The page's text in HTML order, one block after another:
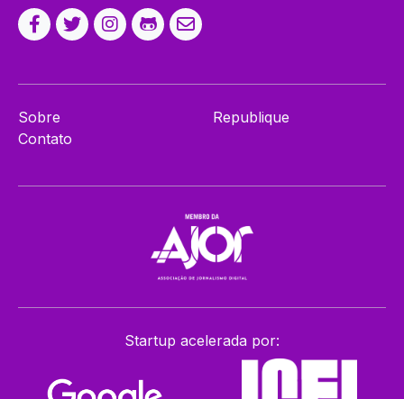
Sobre
Contato
Republique
Startup acelerada por: